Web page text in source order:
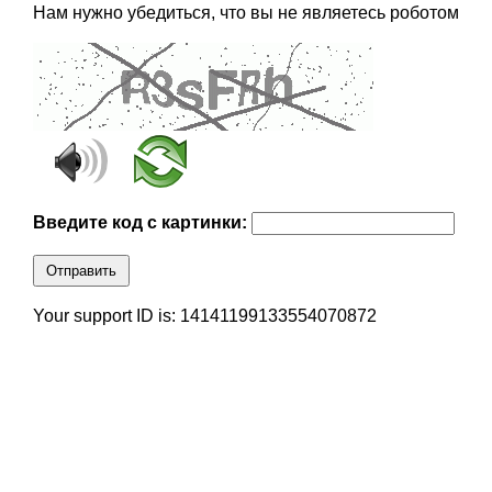
Нам нужно убедиться, что вы не являетесь роботом
Введите код с картинки:
Отправить
Your support ID is: 14141199133554070872